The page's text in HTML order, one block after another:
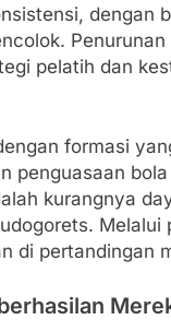
dengan
Penurunan
pelatih dan
formasi
penguasaan
kurangnya
Melalui
di pertandingan